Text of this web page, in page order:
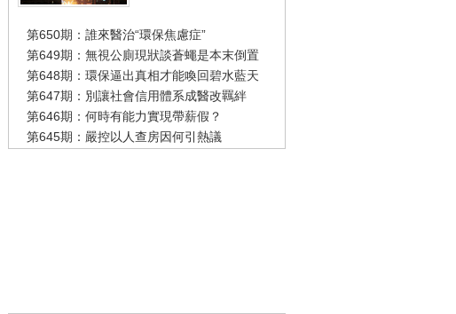
第650期：誰來醫治“環保焦慮症”
第649期：無視公廁現狀談蒼蠅是本末倒置
第648期：環保逼出真相才能喚回碧水藍天
第647期：別讓社會信用體系成醫改羈絆
第646期：何時有能力實現帶薪假？
第645期：嚴控以人查房因何引熱議